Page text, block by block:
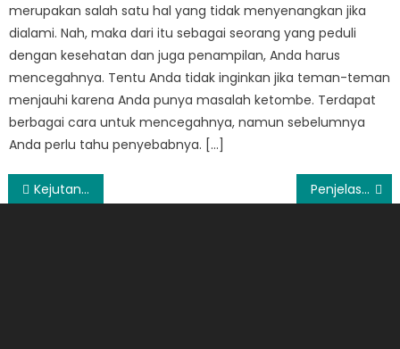
merupakan salah satu hal yang tidak menyenangkan jika
dialami. Nah, maka dari itu sebagai seorang yang peduli
dengan kesehatan dan juga penampilan, Anda harus
mencegahnya. Tentu Anda tidak inginkan jika teman-teman
menjauhi karena Anda punya masalah ketombe. Terdapat
berbagai cara untuk mencegahnya, namun sebelumnya
Anda perlu tahu penyebabnya. […]
Post
Kejutan Promo Everyyay untuk Pengguna Jenius Penjelasan serta Panduan Memaksimalkan Search Engine Optimization